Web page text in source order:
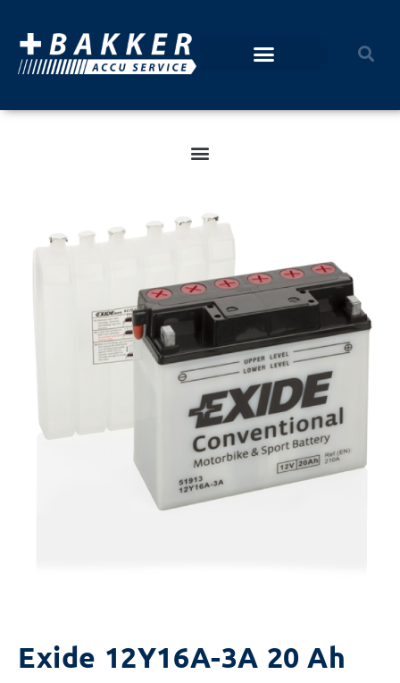
Exide 12Y16A-3A 20 Ah